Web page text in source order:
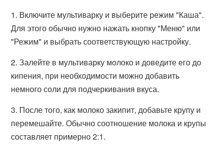
1. Включите мультиварку и выберите режим "Каша".
Для этого обычно нужно нажать кнопку "Меню" или
"Режим" и выбрать соответствующую настройку.
2. Залейте в мультиварку молоко и доведите его до
кипения, при необходимости можно добавить
немного соли для подчеркивания вкуса.
3. После того, как молоко закипит, добавьте крупу и
перемешайте. Обычно соотношение молока и крупы
составляет примерно 2:1.